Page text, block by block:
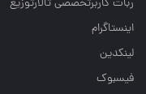
اینستاگرام
لینکدین
فیسبوک